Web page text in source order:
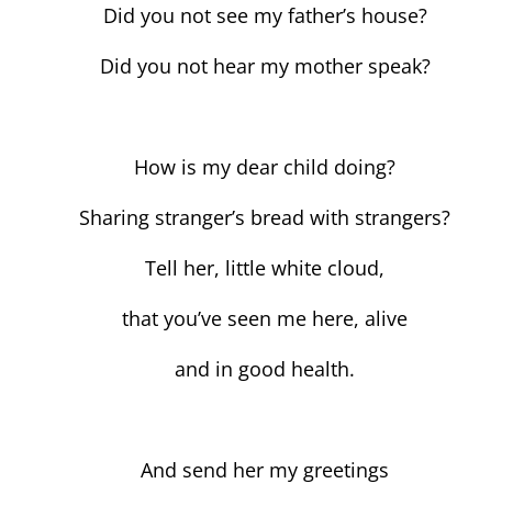
Did you not see my father’s house?
Did you not hear my mother speak?
How is my dear child doing?
Sharing stranger’s bread with strangers?
Tell her, little white cloud,
that you’ve seen me here, alive
and in good health.
And send her my greetings